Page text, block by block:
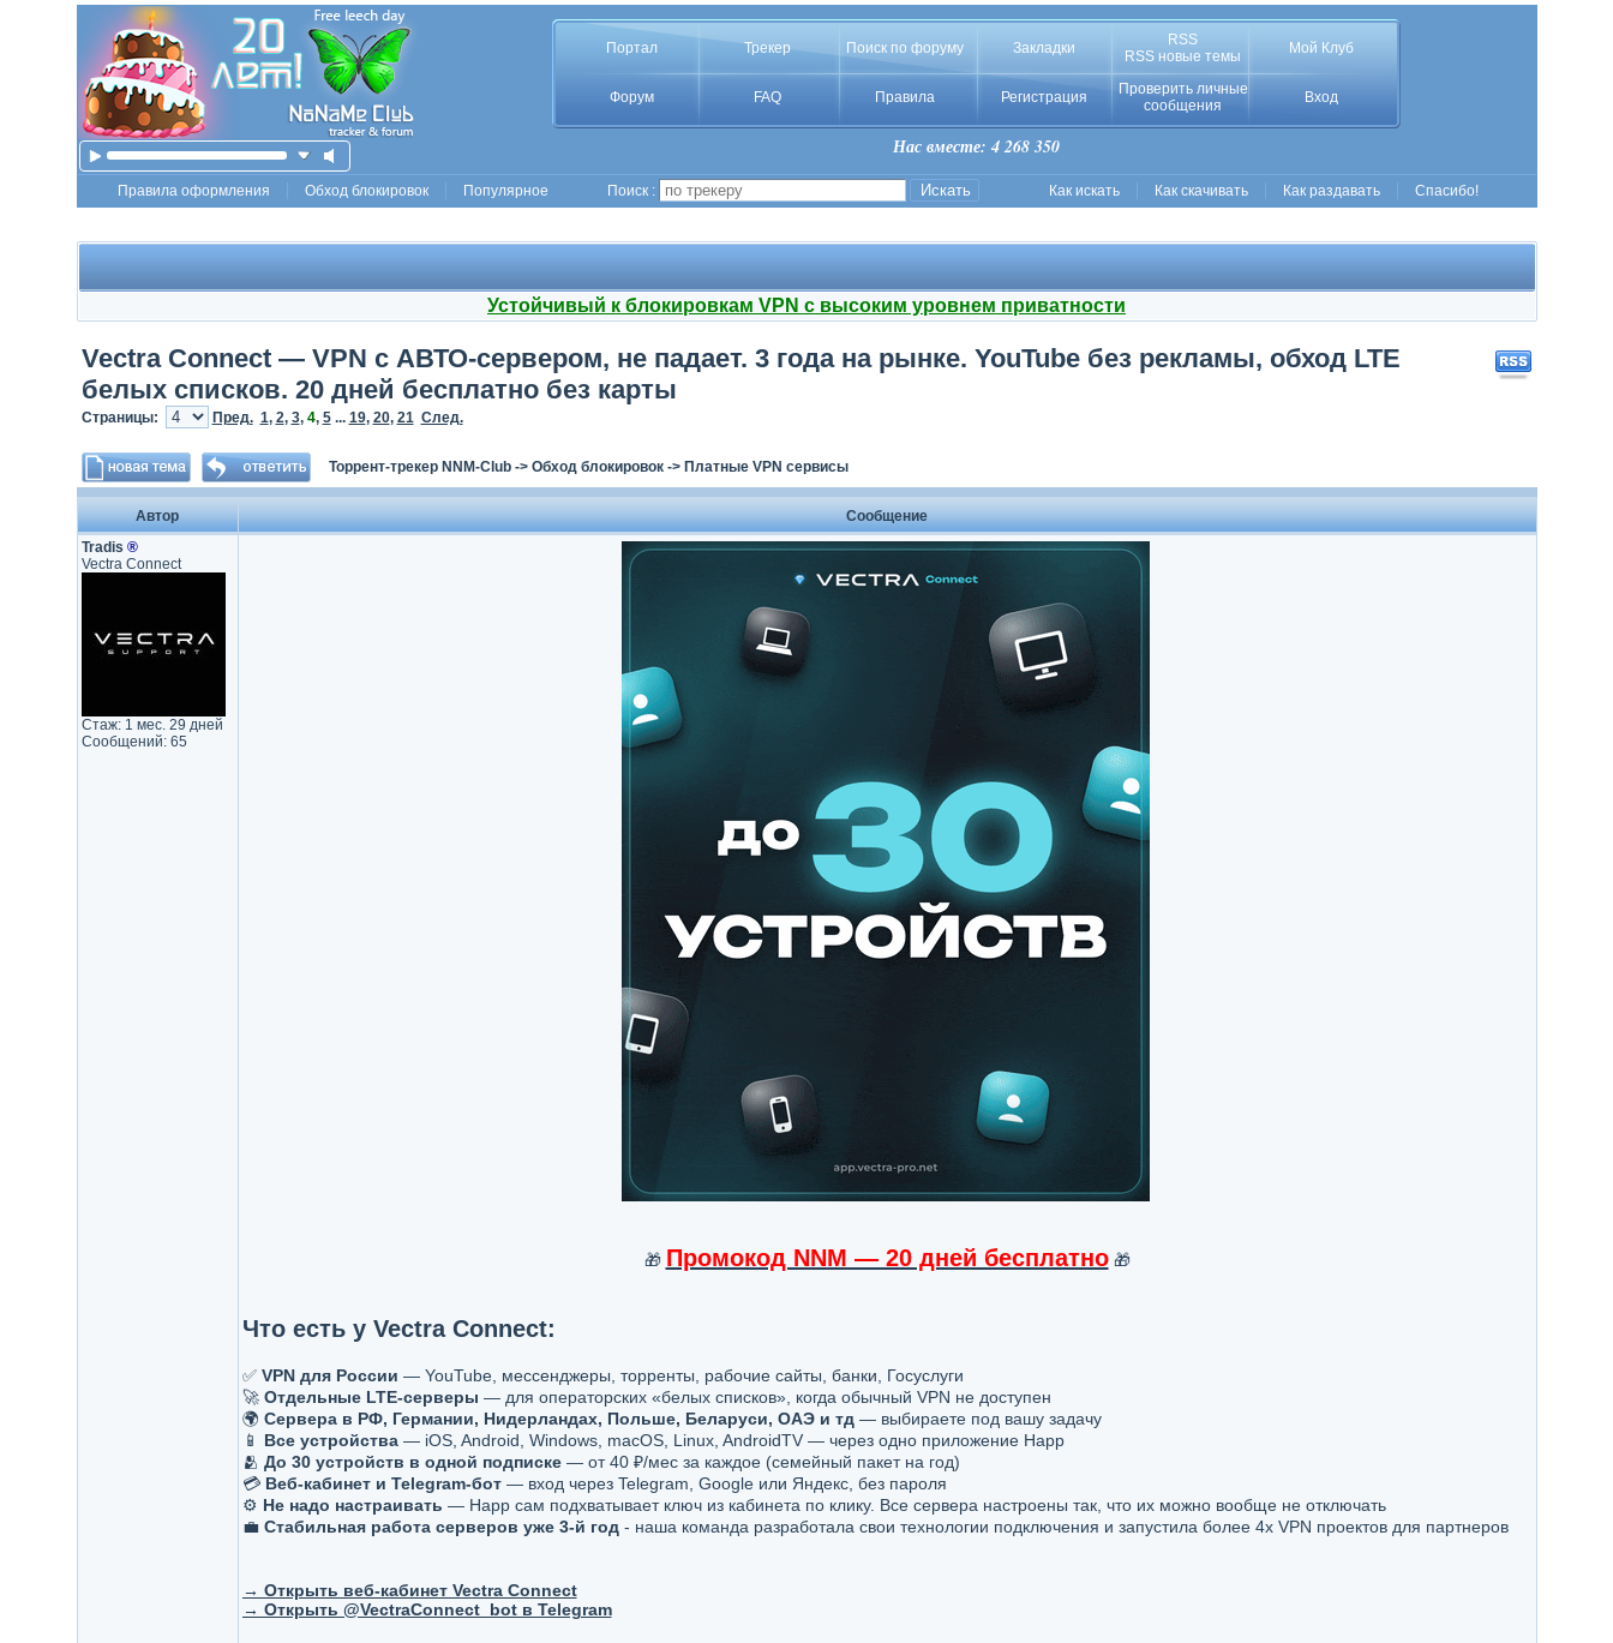
Портал Трекер Поиск по форуму Закладки
RSS
RSS новые темы
Мой Клуб
Форум FAQ Правила Регистрация
Проверить личные
сообщения
Вход
Нас вместе: 4 268 350
Правила оформления Обход блокировок Популярное Поиск : Как искать Как скачивать Как раздавать Спасибо!
Устойчивый к блокировкам VPN с высоким уровнем приватности
Vectra Connect — VPN с АВТО-сервером, не падает. 3 года на рынке. YouTube без рекламы, обход LTE
белых списков. 20 дней бесплатно без карты
Страницы: Пред. 1, 2, 3, 4, 5... 19, 20, 21 След.
Торрент-трекер NNM-Club-> Обход блокировок-> Платные VPN сервисы
Автор
Сообщение
Tradis ®
Vectra Connect
Стаж: 1 мес. 29 дней
Сообщений: 65
🎁 Промокод NNM — 20 дней бесплатно🎁
Что есть у Vectra Connect:
✅ VPN для России — YouTube, мессенджеры, торренты, рабочие сайты, банки, Госуслуги
🚀 Отдельные LTE-серверы — для операторских «белых списков», когда обычный VPN не доступен
🌍 Сервера в РФ, Германии, Нидерландах, Польше, Беларуси, ОАЭ и тд— выбираете под вашу задачу
📱 Все устройства— iOS, Android, Windows, macOS, Linux, AndroidTV — через одно приложение Happ
🫂 До 30 устройств в одной подписке— от 40 ₽/мес за каждое (семейный пакет на год)
💳 Веб-кабинет и Telegram-бот— вход через Telegram, Google или Яндекс, без пароля
⚙️ Не надо настраивать — Happ сам подхватывает ключ из кабинета по клику. Все сервера настроены так, что их можно вообще не отключать
💼 Стабильная работа серверов уже 3-й год- наша команда разработала свои технологии подключения и запустила более 4х VPN проектов для партнеров
→ Открыть веб-кабинет Vectra Connect
→ Открыть @VectraConnect_bot в Telegram